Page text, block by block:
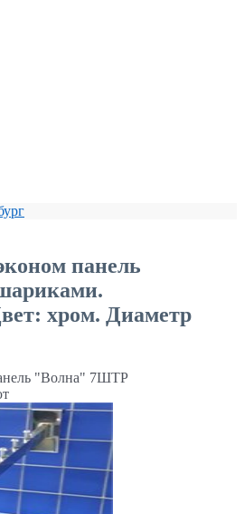
панель
хром. Диаметр
"Волна" 7ШТР